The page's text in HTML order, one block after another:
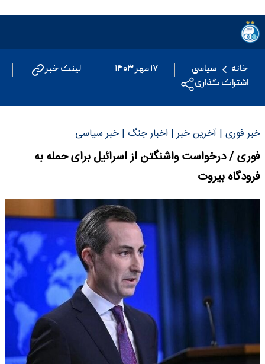
خانه سیاسی ۱۷ مهر ۱۴۰۳
لینک خبر
اشتراک گذاری
خبر فوری | آخرین خبر | اخبار جنگ | خبر سیاسی
فوری / درخواست واشنگتن از اسرائیل برای حمله به
فرودگاه بیروت